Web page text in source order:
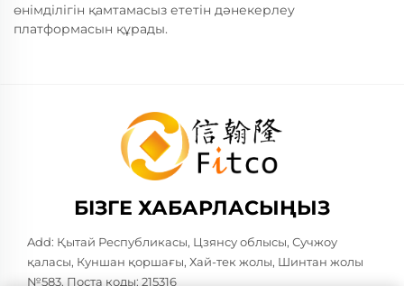
өнімділігін қамтамасыз ететін дәнекерлеу
платформасын құрады.
БІЗГЕ ХАБАРЛАСЫҢЫЗ
Add: Қытай Республикасы, Цзянсу облысы, Сучжоу
қаласы, Куншан қоршағы, Хай-тек жолы, Шинтан жолы
№583. Поста коды: 215316